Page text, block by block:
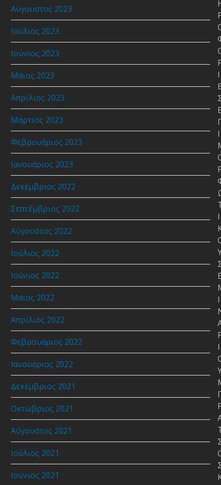
Αύγουστος 2023
Ιούλιος 2023
Ιούνιος 2023
Μάιος 2023
Απρίλιος 2023
Μάρτιος 2023
Φεβρουάριος 2023
Ιανουάριος 2023
Δεκέμβριος 2022
Σεπτέμβριος 2022
Αύγουστος 2022
Ιούλιος 2022
Ιούνιος 2022
Μάιος 2022
Απρίλιος 2022
Φεβρουάριος 2022
Ιανουάριος 2022
Δεκέμβριος 2021
Οκτώβριος 2021
Αύγουστος 2021
Ιούλιος 2021
Ιούνιος 2021
Ι
Ι
Ι
Ι
Ι